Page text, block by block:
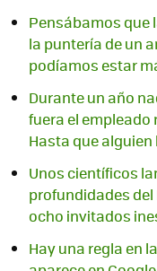
Pensábamos que
la puntería de un
podíamos estar
Durante un año
fuera el empleado
Hasta que
Unos científicos
profundidades del
ocho invitados
Hay una regla en